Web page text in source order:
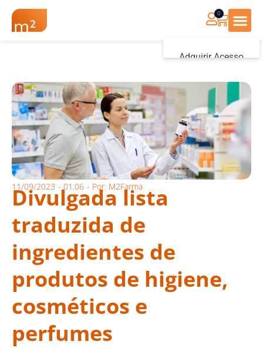
Adquirir Acesso
0
11/09/2023 - 01:06 - Por: M2Farma
Divulgada lista
traduzida de
ingredientes de
produtos de higiene,
cosméticos e
perfumes